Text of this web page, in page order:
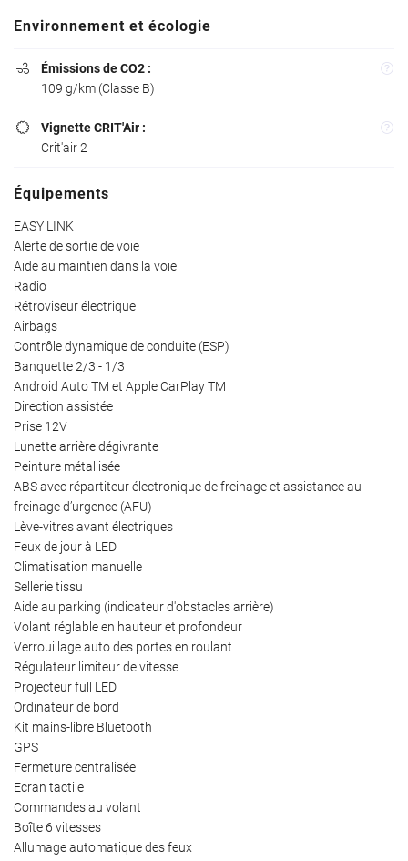
d’occasions
neufs
Actualités
Contact
Environnement et écologie

Émissions de CO2 :
109 g/km (Classe B)

Vignette CRIT'Air :
Crit'air 2
Équipements
EASY LINK
Alerte de sortie de voie
Aide au maintien dans la voie
Radio
Rétroviseur électrique
Airbags
Contrôle dynamique de conduite (ESP)
Banquette 2/3 - 1/3
Android Auto TM et Apple CarPlay TM
Direction assistée
Prise 12V
Lunette arrière dégivrante
Peinture métallisée
ABS avec répartiteur électronique de freinage et assistance au
freinage d’urgence (AFU)
Lève-vitres avant électriques
Feux de jour à LED
Climatisation manuelle
Sellerie tissu
Aide au parking (indicateur d'obstacles arrière)
Volant réglable en hauteur et profondeur
Verrouillage auto des portes en roulant
Régulateur limiteur de vitesse
Projecteur full LED
Ordinateur de bord
Kit mains-libre Bluetooth
GPS
Fermeture centralisée
Ecran tactile
Commandes au volant
Boîte 6 vitesses
Allumage automatique des feux